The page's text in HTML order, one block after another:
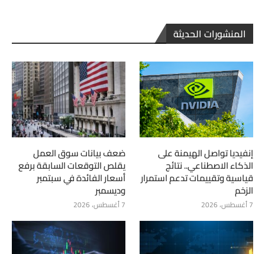
المنشورات الحديثة
إنفيديا تواصل الهيمنة على
الذكاء الاصطناعي.. نتائج
قياسية وتقييمات تدعم استمرار
الزخم
7 أغسطس، 2026
ضعف بيانات سوق العمل
يقلص التوقعات السابقة برفع
أسعار الفائدة في سبتمبر
وديسمبر
7 أغسطس، 2026